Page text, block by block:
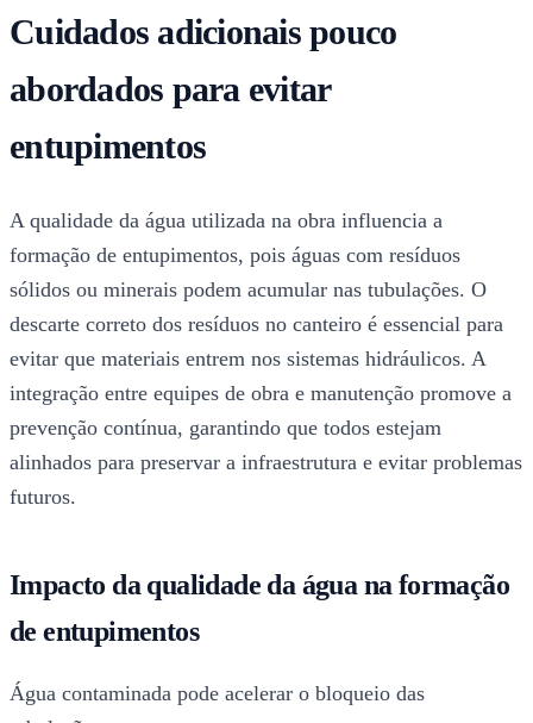
Cuidados adicionais pouco
abordados para evitar
entupimentos
A qualidade da água utilizada na obra influencia a
formação de entupimentos, pois águas com resíduos
sólidos ou minerais podem acumular nas tubulações. O
descarte correto dos resíduos no canteiro é essencial para
evitar que materiais entrem nos sistemas hidráulicos. A
integração entre equipes de obra e manutenção promove a
prevenção contínua, garantindo que todos estejam
alinhados para preservar a infraestrutura e evitar problemas
futuros.
Impacto da qualidade da água na formação
de entupimentos
Água contaminada pode acelerar o bloqueio das